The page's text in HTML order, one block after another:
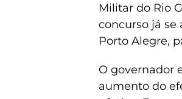
Militar do Rio
concurso já
Porto Alegre,
O governador
aumento do